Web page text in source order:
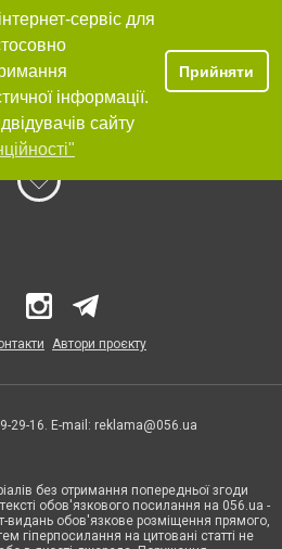
сервіс для
інформації.
сайту
Прийняти
Автори проєкту
29-16. E-mail: reklama@056.ua
без отримання попередньої згоди
обов'язкового посилання на 056.ua -
видань обов'язкове розміщення прямого,
гіперпосилання на цитовані статті не